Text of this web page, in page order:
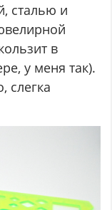
сталью и
в
у меня так).
слегка